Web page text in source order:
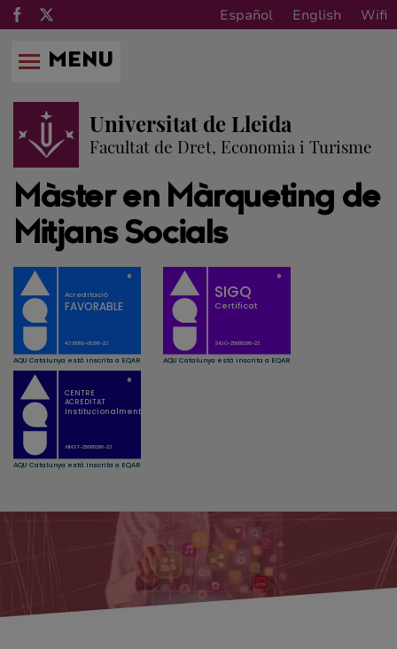
Español English Wifi
MENU
Universitat de Lleida
Facultat de Dret, Economia i Turisme
Màster en Màrqueting de
Mitjans Socials